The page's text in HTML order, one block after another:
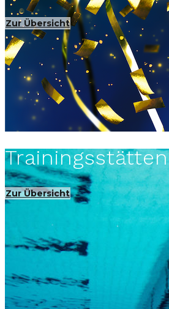
Zur Übersicht
Trainingsstätten
Zur Übersicht